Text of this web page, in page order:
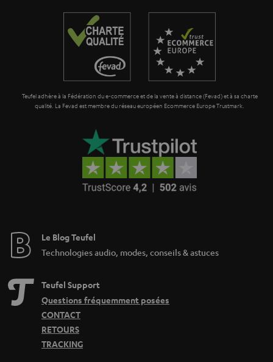
i
o
a
n
e
Teufel adhère à la Fédération du e-commerce et de la vente à distance (Fevad) et à sa charte
qualité. La Fevad est membre du réseau européen Ecommerce Europe Trustmark.
Le Blog Teufel
Technologies audio, modes, conseils & astuces
Teufel Support
Questions fréquemment posées
CONTACT
RETOURS
TRACKING